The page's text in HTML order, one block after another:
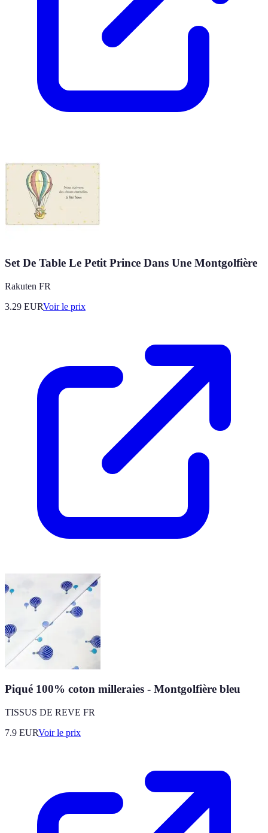
Set De Table Le Petit Prince Dans Une Montgolfière
Rakuten FR
3.29 EURVoir le prix
Piqué 100% coton milleraies - Montgolfière bleu
TISSUS DE REVE FR
7.9 EURVoir le prix